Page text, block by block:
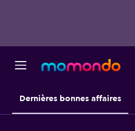
Dernières bonnes affaires